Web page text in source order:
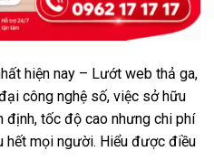
hiện nay – Lướt web thả ga,
công nghệ số, việc sở hữu
tốc độ cao nhưng chi phí
hết mọi người. Hiểu được điều